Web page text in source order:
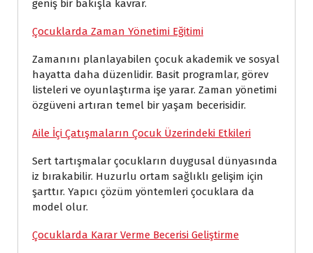
geniş bir bakışla kavrar.
Çocuklarda Zaman Yönetimi Eğitimi
Zamanını planlayabilen çocuk akademik ve sosyal
hayatta daha düzenlidir. Basit programlar, görev
listeleri ve oyunlaştırma işe yarar. Zaman yönetimi
özgüveni artıran temel bir yaşam becerisidir.
Aile İçi Çatışmaların Çocuk Üzerindeki Etkileri
Sert tartışmalar çocukların duygusal dünyasında
iz bırakabilir. Huzurlu ortam sağlıklı gelişim için
şarttır. Yapıcı çözüm yöntemleri çocuklara da
model olur.
Çocuklarda Karar Verme Becerisi Geliştirme